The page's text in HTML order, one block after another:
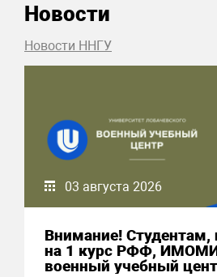
Новости
Новости ННГУ
03 августа 2026
Внимание!
на 1 курс РФФ,
военный учебный